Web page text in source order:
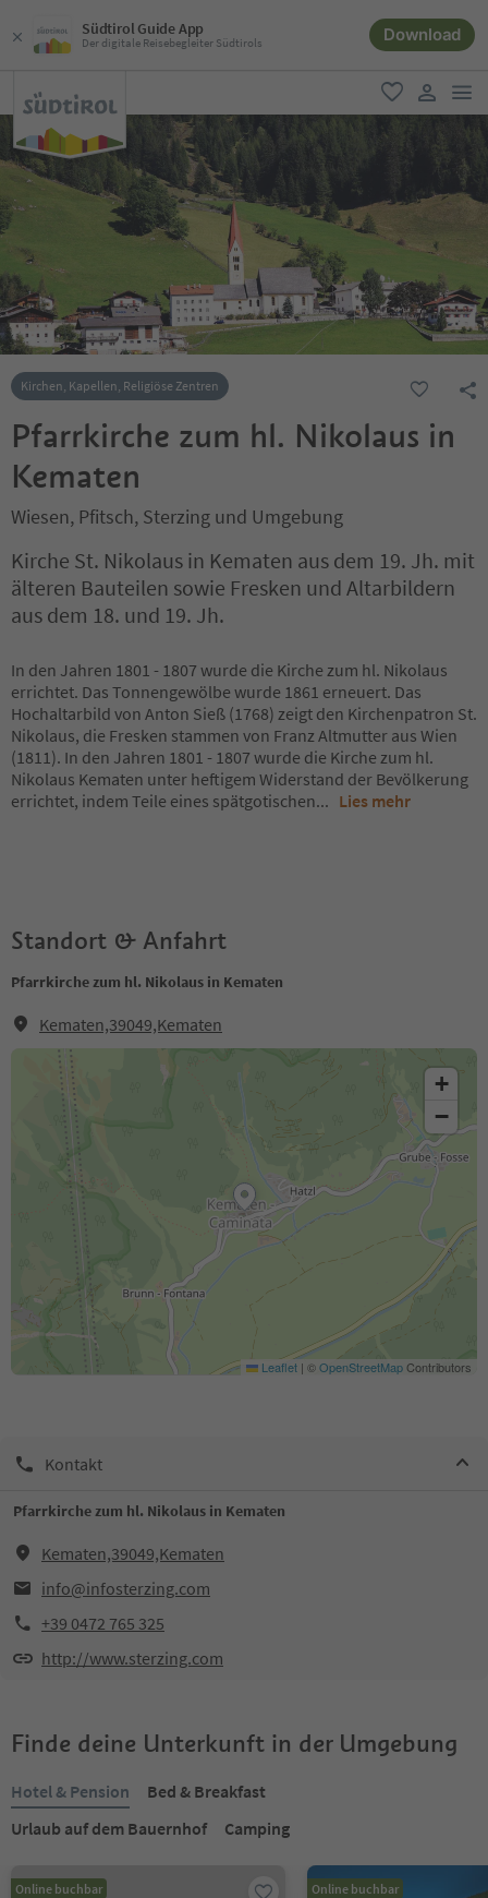
Südtirol Guide App
Der digitale Reisebegleiter Südtirols Download
favorit
user link
Kirchen, Kapellen, Religiöse Zentren
Pfarrkirche zum hl. Nikolaus in
Kematen
Wiesen, Pfitsch, Sterzing und Umgebung
Kirche St. Nikolaus in Kematen aus dem 19. Jh. mit
älteren Bauteilen sowie Fresken und Altarbildern
aus dem 18. und 19. Jh.
In den Jahren 1801 - 1807 wurde die Kirche zum hl. Nikolaus
errichtet. Das Tonnengewölbe wurde 1861 erneuert. Das
Hochaltarbild von Anton Sieß (1768) zeigt den Kirchenpatron St.
Nikolaus, die Fresken stammen von Franz Altmutter aus Wien
(1811). In den Jahren 1801 - 1807 wurde die Kirche zum hl.
Nikolaus Kematen unter heftigem Widerstand der Bevölkerung
errichtet, indem Teile eines spätgotischen... Lies mehr
Standort & Anfahrt
Pfarrkirche zum hl. Nikolaus in Kematen
Kematen,39049,Kematen
+
−
Leaflet | ©OpenStreetMapContributors
Kontakt
Pfarrkirche zum hl. Nikolaus in Kematen
Kematen,39049,Kematen
info@infosterzing.com
+39 0472 765 325
http://www.sterzing.com
Finde deine Unterkunft in der Umgebung
Hotel & Pension
Bed & Breakfast
Urlaub auf dem Bauernhof
Camping
Online buchbar Online buchbar